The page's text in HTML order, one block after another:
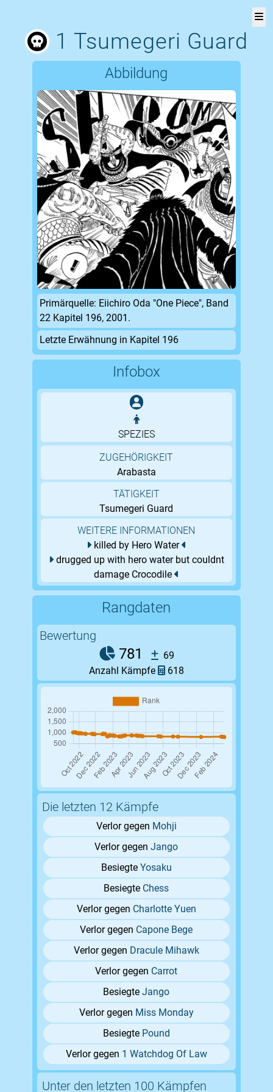
One
Piece
Versus
Rangliste
Figuren
1 Tsumegeri Guard
Abbildung
Primärquelle: Eiichiro Oda "One Piece", Band
22 Kapitel 196, 2001.
Letzte Erwähnung in Kapitel 196
Infobox
SPEZIES
ZUGEHÖRIGKEIT
Arabasta
TÄTIGKEIT
Tsumegeri Guard
WEITERE INFORMATIONEN
killed by Hero Water
drugged up with hero water but couldnt
damage Crocodile
Rangdaten
Bewertung
781
69
Anzahl Kämpfe
618
Die letzten 12 Kämpfe
Verlor gegen Mohji
Verlor gegenJango
Besiegte Yosaku
Besiegte Chess
Verlor gegen Charlotte Yuen
Verlor gegen Capone Bege
Verlor gegen Dracule Mihawk
Verlor gegen Carrot
BesiegteJango
Verlor gegen Miss Monday
Besiegte Pound
Verlor gegen 1 Watchdog Of Law
Unter den letzten 100 Kämpfen